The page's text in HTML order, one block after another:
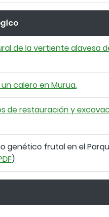
de la vertiente alavesa
calero en Murua.
de restauración y
genético frutal en el
)